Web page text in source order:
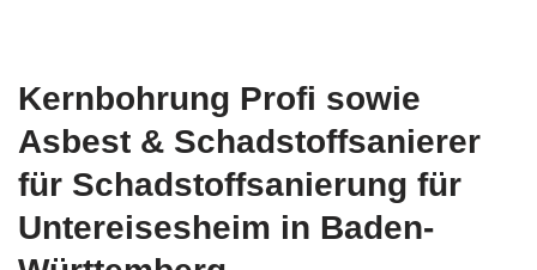
Kernbohrung Profi sowie
Asbest & Schadstoffsanierer
für Schadstoffsanierung für
Untereisesheim in Baden-